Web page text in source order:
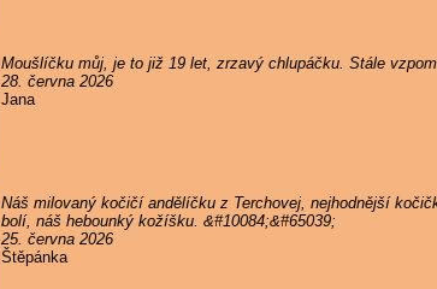
Moušlíčku můj, je to již 19 let, zrzavý chlupáčku. Stále
28. června 2026
Jana
Náš milovaný kočičí andělíčku z Terchovej, nejhodnější
bolí, náš hebounký kožíšku. &#10084;&#65039;
25. června 2026
Štěpánka